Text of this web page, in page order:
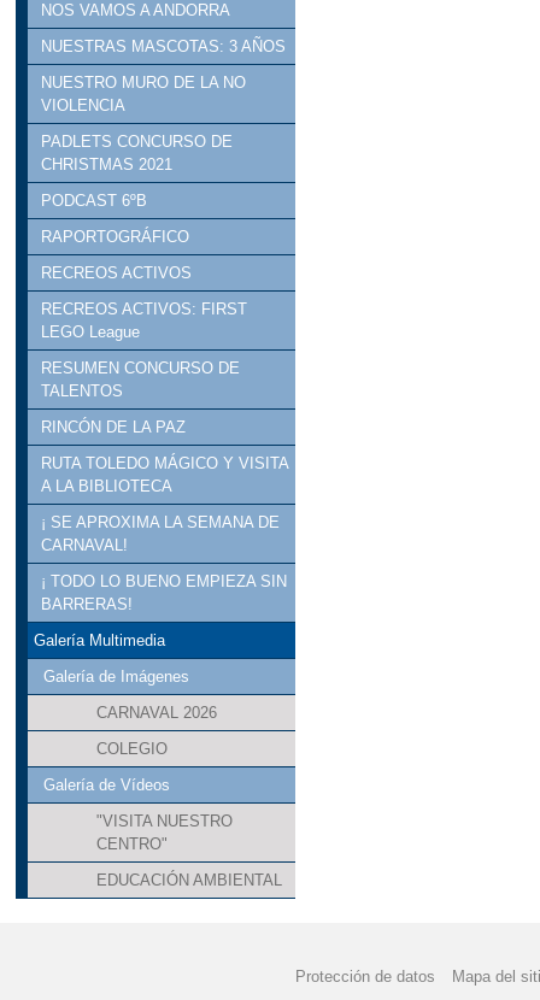
NOS VAMOS A ANDORRA
NUESTRAS MASCOTAS: 3 AÑOS
NUESTRO MURO DE LA NO
VIOLENCIA
PADLETS CONCURSO DE
CHRISTMAS 2021
PODCAST 6ºB
RAPORTOGRÁFICO
RECREOS ACTIVOS
RECREOS ACTIVOS: FIRST
LEGO League
RESUMEN CONCURSO DE
TALENTOS
RINCÓN DE LA PAZ
RUTA TOLEDO MÁGICO Y VISITA
A LA BIBLIOTECA
¡ SE APROXIMA LA SEMANA DE
CARNAVAL!
¡ TODO LO BUENO EMPIEZA SIN
BARRERAS!
Galería Multimedia
Galería de Imágenes
CARNAVAL 2026
COLEGIO
Galería de Vídeos
"VISITA NUESTRO
CENTRO"
EDUCACIÓN AMBIENTAL
Protección de datos Mapa del